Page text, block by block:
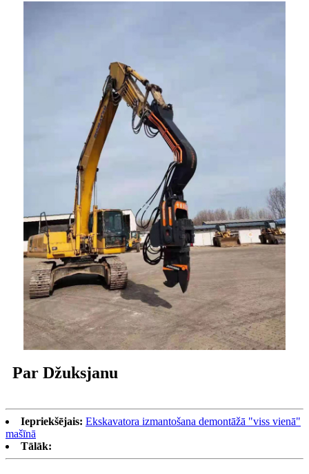
Par Džuksjanu
Iepriekšējais: Ekskavatora izmantošana demontāžā "viss vienā"
mašīnā
Tālāk: